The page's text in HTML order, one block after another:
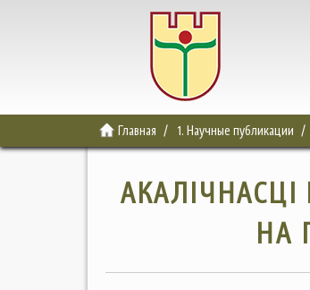
Главная 1. Научные публикации
НА